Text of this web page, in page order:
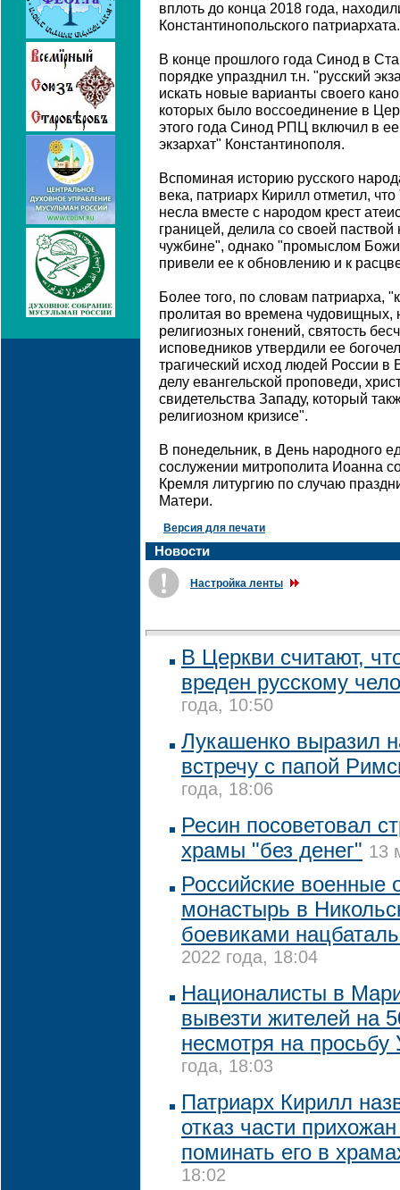
вплоть до конца 2018 года,
Константинопольского патриархата.
В конце прошлого года Синод в
порядке упразднил т.н. "русский
искать новые варианты своего
которых было воссоединение в
этого года Синод РПЦ включил в
экзархат" Константинополя.
Вспоминая историю русского
века, патриарх Кирилл отметил,
несла вместе с народом крест
границей, делила со своей
чужбине", однако "промыслом
привели ее к обновлению и к
Более того, по словам патриарха,
пролитая во времена
религиозных гонений, святость
исповедников утвердили ее
трагический исход людей России
делу евангельской проповеди,
свидетельства Западу, который
религиозном кризисе".
В понедельник, в День народного
сослужении митрополита Иоанна
Кремля литургию по случаю
Матери.
Версия для печати
Новости
Настройка ленты
В Церкви считают,
вреден русскому
года, 10:50
Лукашенко выразил
встречу с папой
года, 18:06
Ресин посоветовал
храмы "без денег" 13
Российские военные
монастырь в
боевиками
2022 года, 18:04
Националисты в
вывезти жителей на
несмотря на
года, 18:03
Патриарх Кирилл
отказ части
поминать его в
18:02